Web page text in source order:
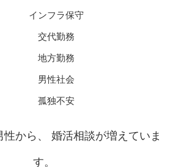
インフラ保守
交代勤務
地方勤務
男性社会
孤独不安
性から、 婚活相談が増えていま
す。